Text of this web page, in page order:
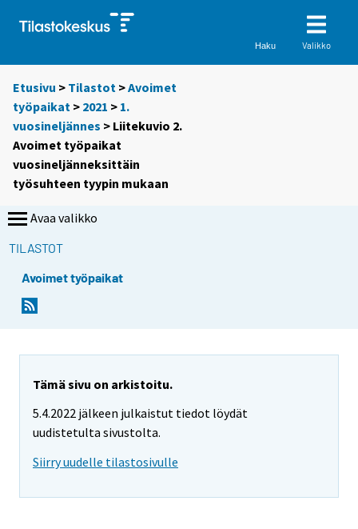
Haku Valikko
Etusivu > Tilastot >Avoimet
työpaikat > 2021 > 1.
vuosineljännes > Liitekuvio 2.
Avoimet työpaikat
vuosineljänneksittäin
työsuhteen tyypin mukaan
Avaa valikko
TILASTOT
Avoimet työpaikat
Tämä sivu on arkistoitu.
5.4.2022 jälkeen julkaistut tiedot löydät
uudistetulta sivustolta.
Siirry uudelle tilastosivulle